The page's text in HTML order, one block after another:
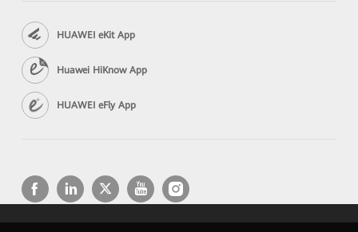
HUAWEI eKit App
Huawei HiKnow App
HUAWEI eFly App